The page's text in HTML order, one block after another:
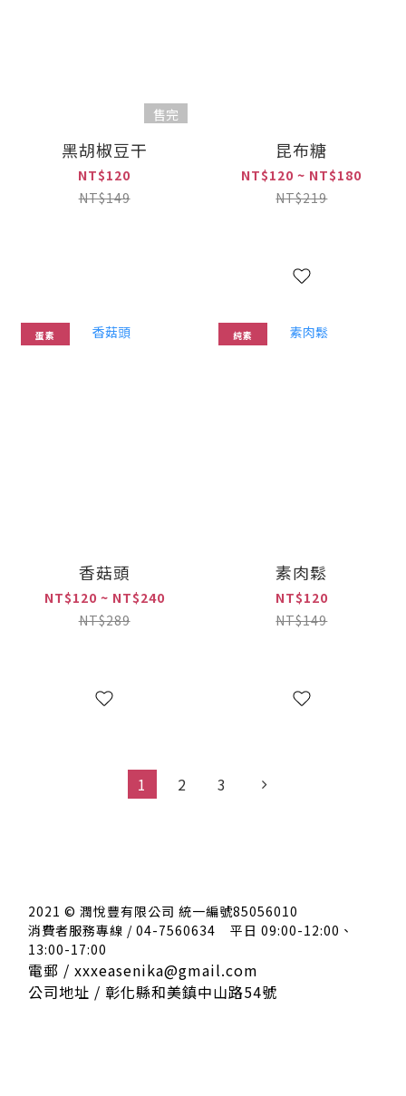
售完
黑胡椒豆干
NT$120
NT$149
昆布糖
NT$120 ~ NT$180
NT$219
蛋素
香菇頭
NT$120 ~ NT$240
NT$289
純素
素肉鬆
NT$120
NT$149
1 2 3
2021 © 潤悅豐有限公司 統一編號85056010
消費者服務專線 / 04-7560634 平日 09:00-12:00、
13:00-17:00
電郵 / xxxeasenika@gmail.com
公司地址 / 彰化縣和美鎮中山路54號